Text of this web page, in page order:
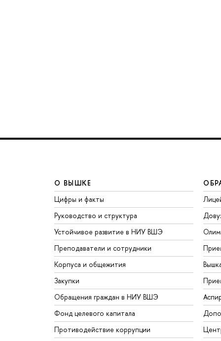
О ВЫШКЕ
Цифры и факты
Руководство и структура
Устойчивое развитие в НИУ ВШЭ
Преподаватели и сотрудники
Корпуса и общежития
Закупки
Обращения граждан в НИУ ВШЭ
Фонд целевого капитала
Противодействие коррупции